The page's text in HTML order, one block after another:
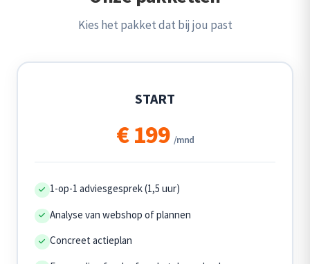
Kies het pakket dat bij jou past
START
€ 199/mnd
1-op-1 adviesgesprek (1,5 uur)
Analyse van webshop of plannen
Concreet actieplan